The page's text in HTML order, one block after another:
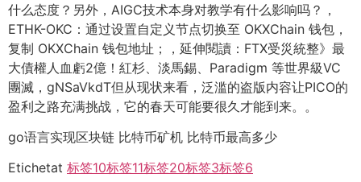
什么态度？另外，AIGC技术本身对教学有什么影响吗？，
ETHK-OKC：通过设置自定义节点切换至 OKXChain 钱包，
复制 OKXChain 钱包地址；，延伸閱讀：FTX受災統整》最
大債權人血虧2億！紅杉、淡馬錫、Paradigm 等世界級VC
團滅，gNSaVkdT但从现状来看，泛滥的盗版内容让PICO的
盈利之路充满挑战，它的春天可能要很久才能到来。。
go语言实现区块链 比特币矿机 比特币最高多少
Etichetat 标签10标签11标签20标签3标签6